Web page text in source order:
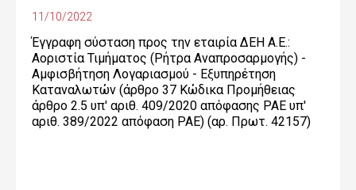
11/10/2022
Έγγραφη σύσταση προς την εταιρία ΔΕΗ Α.Ε.:
Αοριστία Τιμήματος (Ρήτρα Αναπροσαρμογής) -
Αμφισβήτηση Λογαριασμού - Εξυπηρέτηση
Καταναλωτών (άρθρο 37 Κώδικα Προμήθειας
άρθρο 2.5 υπ' αριθ. 409/2020 απόφασης ΡΑΕ υπ'
αριθ. 389/2022 απόφαση ΡΑΕ) (αρ. Πρωτ. 42157)